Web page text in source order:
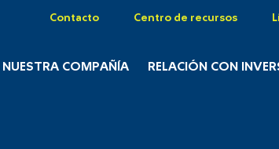
Contacto Centro de recursos
NUESTRA COMPAÑÍA RELACIÓN CON